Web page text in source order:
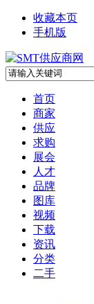
收藏本页
手机版
首页
商家
供应
求购
展会
人才
品牌
图库
视频
下载
资讯
分类
二手